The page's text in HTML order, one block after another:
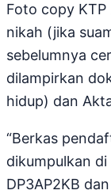
Foto copy
nikah (jika
sebelumnya
dilampirkan
hidup) dan
“Berkas
dikumpulkan
DP3AP2KB